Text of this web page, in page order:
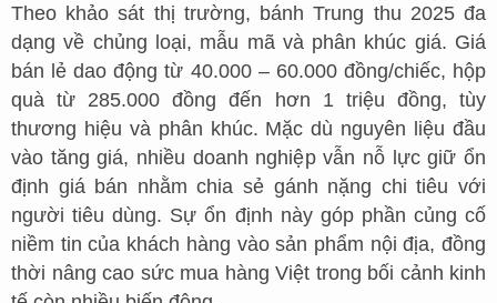
Theo khảo sát thị trường, bánh Trung thu 2025 đa
dạng về chủng loại, mẫu mã và phân khúc giá. Giá
bán lẻ dao động từ 40.000 – 60.000 đồng/chiếc, hộp
quà từ 285.000 đồng đến hơn 1 triệu đồng, tùy
thương hiệu và phân khúc. Mặc dù nguyên liệu đầu
vào tăng giá, nhiều doanh nghiệp vẫn nỗ lực giữ ổn
định giá bán nhằm chia sẻ gánh nặng chi tiêu với
người tiêu dùng. Sự ổn định này góp phần củng cố
niềm tin của khách hàng vào sản phẩm nội địa, đồng
thời nâng cao sức mua hàng Việt trong bối cảnh kinh